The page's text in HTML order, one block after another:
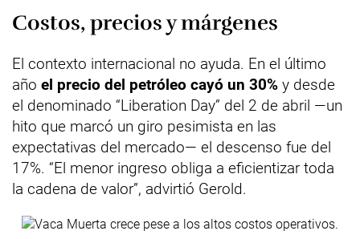
Costos, precios y márgenes
El contexto internacional no ayuda. En el último
año el precio del petróleo cayó un 30% y desde
el denominado “Liberation Day” del 2 de abril —un
hito que marcó un giro pesimista en las
expectativas del mercado— el descenso fue del
17%. “El menor ingreso obliga a eficientizar toda
la cadena de valor”, advirtió Gerold.